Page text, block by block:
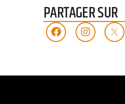
PARTAGER SUR